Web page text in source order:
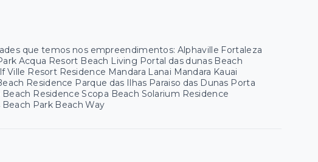
que temos nos empreendimentos: Alphaville Fortaleza
Acqua Resort Beach Living Portal das dunas Beach
Ville Resort Residence Mandara Lanai Mandara Kauai
Residence Parque das Ilhas Paraiso das Dunas Porta
Residence Scopa Beach Solarium Residence
Park Beach Way